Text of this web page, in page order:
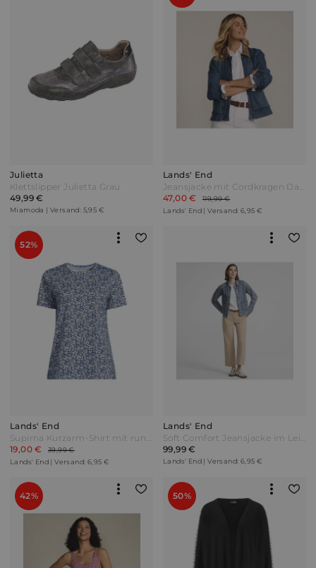
Julietta
Klettslipper Julietta Grau
49,99 €
Miamoda | Versand: 5,95 €
Lands' End
47,00 €
119,99 €
Lands' End | Versand: 6,95 €
52%
Lands' End
19,00 €
39,99 €
Lands' End | Versand: 6,95 €
Lands' End
99,99 €
Lands' End | Versand: 6,95 €
42% 50%